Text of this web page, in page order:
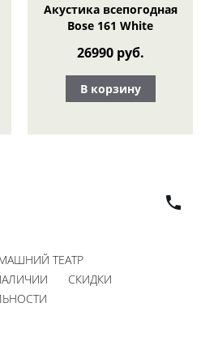
Акустика всепогодная
Bose 161 White
26990 руб.
В корзину
ТЕАТР
СКИДКИ